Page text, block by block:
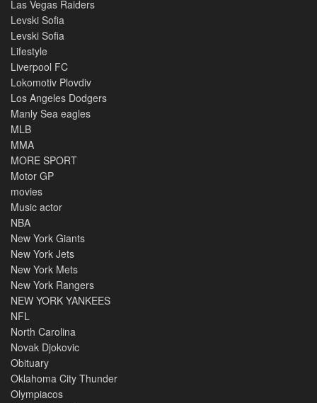
Las Vegas Raiders
Levski Sofia
Levski Sofia
Lifestyle
Liverpool FC
Lokomotiv Plovdiv
Los Angeles Dodgers
Manly Sea eagles
MLB
MMA
MORE SPORT
Motor GP
movies
Music actor
NBA
New York Giants
New York Jets
New York Mets
New York Rangers
NEW YORK YANKEES
NFL
North Carolina
Novak Djokovic
Obituary
Oklahoma City Thunder
Olympiacos